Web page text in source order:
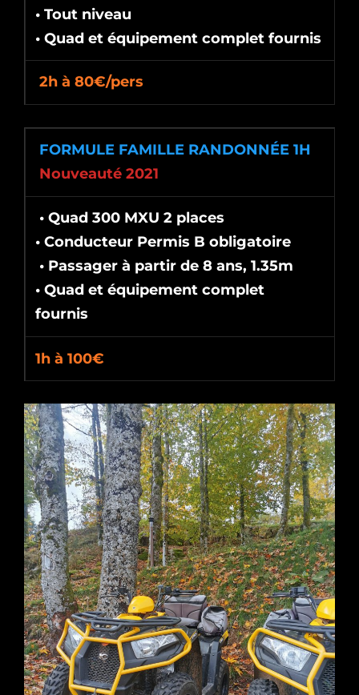
• Tout niveau
• Quad et équipement complet fournis
2h à 80€/pers
FORMULE FAMILLE RANDONNÉE 1H
Nouveauté 2021
• Quad 300 MXU 2 places
• Conducteur Permis B obligatoire
• Passager à partir de 8 ans, 1.35m
• Quad et équipement complet
fournis
1h à 100€